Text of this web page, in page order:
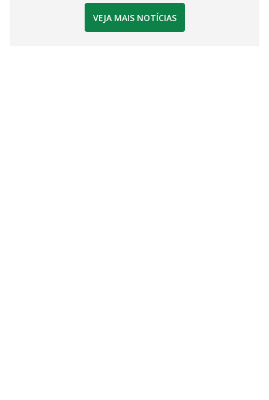
VEJA MAIS NOTÍCIAS